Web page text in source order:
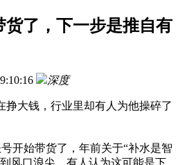
货了，下一步是推自有
深度
挣大钱，行业里却有人为他操碎了
开始带货了，年前关于“补水是智